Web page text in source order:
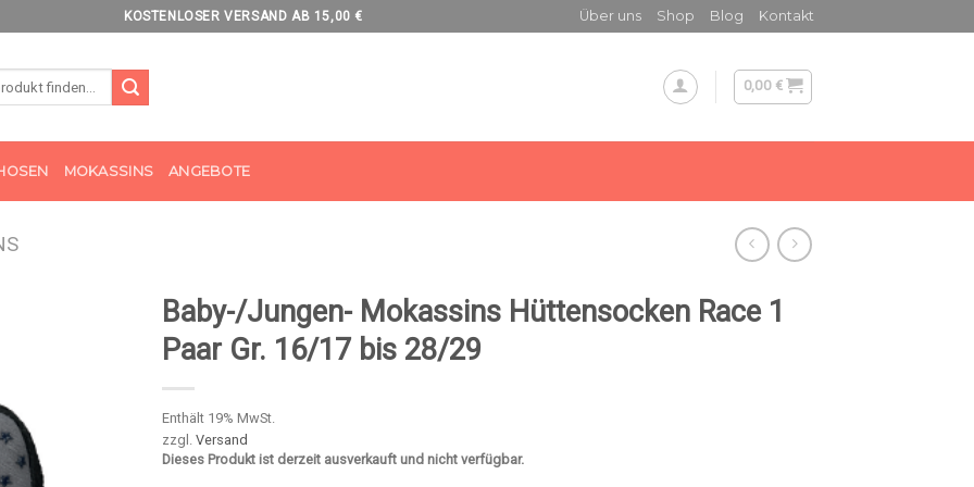
KOSTENLOSER VERSAND AB 15,00 € Über uns Shop Blog Kontakt
0,00 €
MOKASSINS ANGEBOTE
Baby-/Jungen- Mokassins Hüttensocken Race 1
Paar Gr. 16/17 bis 28/29
Enthält 19% MwSt.
zzgl. Versand
Dieses Produkt ist derzeit ausverkauft und nicht verfügbar.